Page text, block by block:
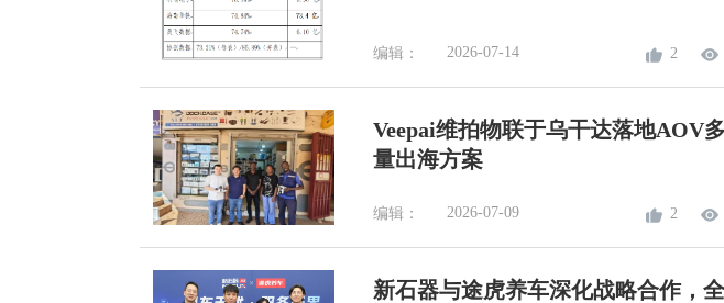
编辑： 2026-07-14 2
Veepai维拍物联于乌干达落地AOV
量出海方案
编辑： 2026-07-09 2
新石器与途虎养车深化战略合作，